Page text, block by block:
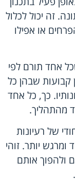
זה יכול לכלול
או אפילו
אחד תורם לפי
קבועות שבהן כל
כך, כל אחד
מהתהליך.
של רעיונות
יותר. זוהי
ולהפוך אותם